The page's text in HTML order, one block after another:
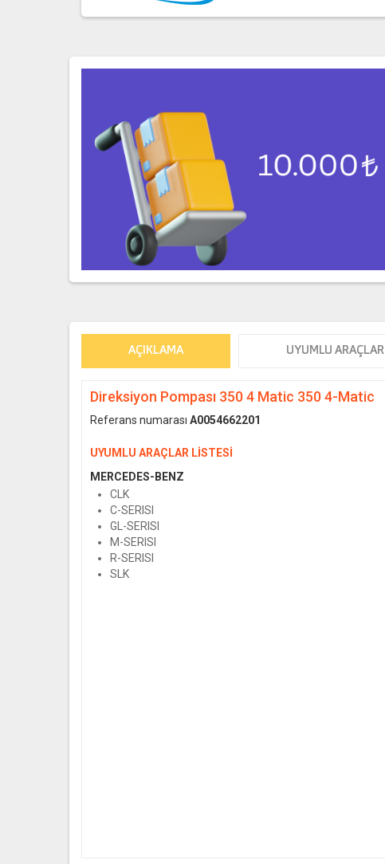
AÇIKLAMA UYUMLU ARAÇLAR
Direksiyon Pompası 350 4 Matic 350 4-Matic
Referans numarası A0054662201
UYUMLU ARAÇLAR LİSTESİ
MERCEDES-BENZ
CLK
C-SERISI
GL-SERISI
M-SERISI
R-SERISI
SLK